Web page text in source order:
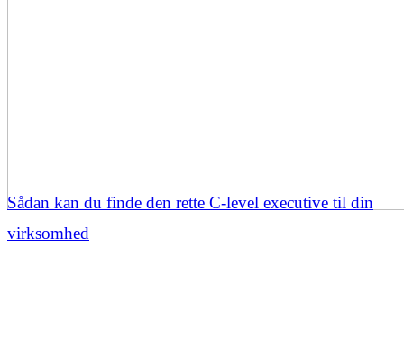
Sådan kan du finde den rette C-level executive til din
virksomhed